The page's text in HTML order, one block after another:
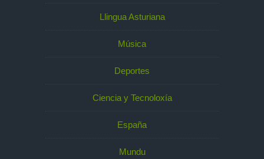
Llingua Asturiana
Música
Deportes
Ciencia y Tecnoloxía
España
Mundu